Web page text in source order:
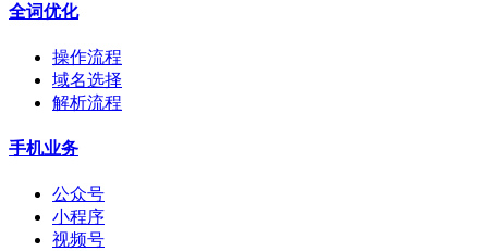
全词优化
操作流程
域名选择
解析流程
手机业务
公众号
小程序
视频号